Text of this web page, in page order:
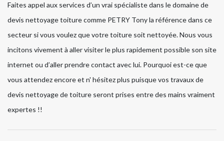
Faites appel aux services d’un vrai spécialiste dans le domaine de
devis nettoyage toiture comme PETRY Tony la référence dans ce
secteur si vous voulez que votre toiture soit nettoyée. Nous vous
incitons vivement à aller visiter le plus rapidement possible son site
internet ou d’aller prendre contact avec lui. Pourquoi est-ce que
vous attendez encore et n' hésitez plus puisque vos travaux de
devis nettoyage de toiture seront prises entre des mains vraiment
expertes !!